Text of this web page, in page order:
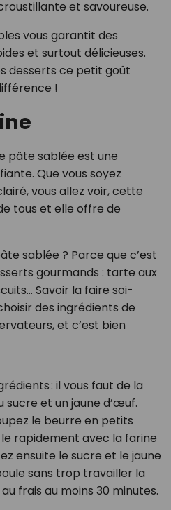
et savoureuse.
vous garantit des
et surtout délicieuses.
desserts ce petit goût
!
pâte sablée est une
Que vous soyez
vous allez voir, cette
tous et elle offre de
sablée ? Parce que c’est
gourmands : tarte aux
Savoir la faire soi-
des ingrédients de
et c’est bien
: il vous faut de la
sucre et un jaune d’œuf.
le beurre en petits
rapidement avec la farine
ensuite le sucre et le jaune
sans trop travailler la
frais au moins 30 minutes.